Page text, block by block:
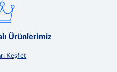
Ürünlerimiz
Keşfet